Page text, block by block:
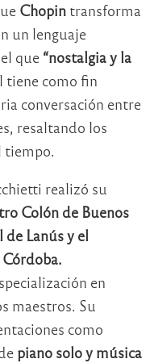
Chopin transforma
un lenguaje
que “nostalgia y la
tiene como fin
conversación entre
resaltando los
tiempo.
realizó su
Colón de Buenos
Lanús y el
en
maestros. Su
como
piano solo y música